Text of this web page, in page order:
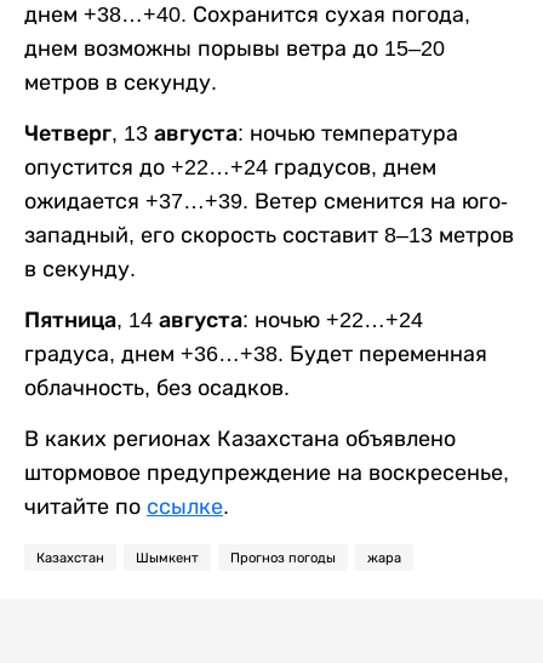
днем +38…+40. Сохранится сухая погода,
днем возможны порывы ветра до 15–20
метров в секунду.
Четверг, 13 августа: ночью температура
опустится до +22…+24 градусов, днем
ожидается +37…+39. Ветер сменится на юго-
западный, его скорость составит 8–13 метров
в секунду.
Пятница, 14 августа: ночью +22…+24
градуса, днем +36…+38. Будет переменная
облачность, без осадков.
В каких регионах Казахстана объявлено
штормовое предупреждение на воскресенье,
читайте по ссылке.
Казахстан Шымкент Прогноз погоды жара